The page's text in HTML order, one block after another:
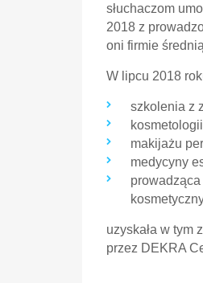
słuchaczom
2018 z
oni firmie
W lipcu 2018
szkolenia z
makijażu
medycyny
uzyskała w tym
przez DEKRA